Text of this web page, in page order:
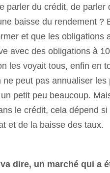
du crédit, de parler
baisse du rendement ?
et que les obligations
avec des obligations à
les voyait tous, enfin en
peut pas annualiser les
petit peu beaucoup.
le crédit, cela dépend
et de la baisse des taux.
dire, un marché qui a